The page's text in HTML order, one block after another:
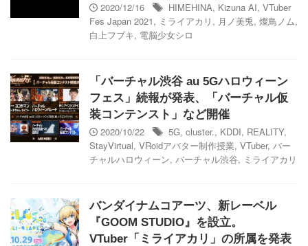
2020/12/16
HIMEHINA, Kizuna AI, VTuber
Fes Japan 2021, ミライアカリ , 月ノ美兎, 燦鳥ノム,
白上フブキ, 電脳少女シロ
「バーチャル渋谷 au 5Gハロウィーン
フェス」続報が発表、「バーチャル仮
装コンテンスト」など開催
2020/10/22
5G, cluster., KDDI, REALITY,
StayVirtual, VRoidアバター制作授業, VTuber, バー
チャルハロウィーン, バーチャル渋谷, ミライアカリ
バンダイナムコアーツ、新レーベル
『GOOM STUDIO』を設立。
VTuber「ミライアカリ」の所属を発表